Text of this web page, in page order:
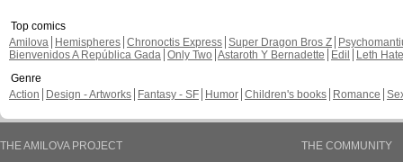
Top comics
Amilova
Hemispheres Chronoctis Express Super Dragon Bros Z
Bienvenidos A República Gada Only Two Astaroth Y Bernadette Edil
Leth Hate
Genre
Action
Design - Artworks Fantasy - SF Humor Children's books Romance
THE AMILOVA PROJECT
THE COMMUNITY